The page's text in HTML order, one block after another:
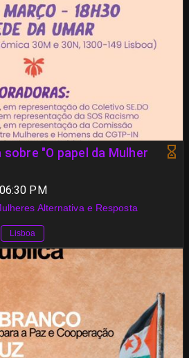
sobre "O papel da Mulher
PM
Alternativa e Resposta
Lisboa